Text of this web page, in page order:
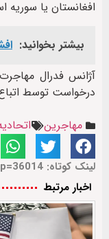
افغانستان یا سوریه
بیشتر بخوانید:
درخواست توسط
مهاجرین
لینک کوتاه: https://iraf.ir/?p=36014
اخبار مرتبط